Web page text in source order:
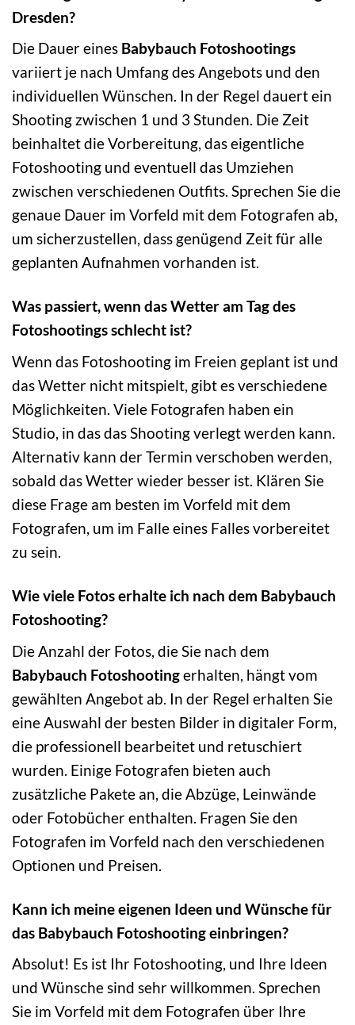
Dresden?
Die Dauer eines Babybauch Fotoshootings
variiert je nach Umfang des Angebots und den
individuellen Wünschen. In der Regel dauert ein
Shooting zwischen 1 und 3 Stunden. Die Zeit
beinhaltet die Vorbereitung, das eigentliche
Fotoshooting und eventuell das Umziehen
zwischen verschiedenen Outfits. Sprechen Sie die
genaue Dauer im Vorfeld mit dem Fotografen ab,
um sicherzustellen, dass genügend Zeit für alle
geplanten Aufnahmen vorhanden ist.
Was passiert, wenn das Wetter am Tag des
Fotoshootings schlecht ist?
Wenn das Fotoshooting im Freien geplant ist und
das Wetter nicht mitspielt, gibt es verschiedene
Möglichkeiten. Viele Fotografen haben ein
Studio, in das das Shooting verlegt werden kann.
Alternativ kann der Termin verschoben werden,
sobald das Wetter wieder besser ist. Klären Sie
diese Frage am besten im Vorfeld mit dem
Fotografen, um im Falle eines Falles vorbereitet
zu sein.
Wie viele Fotos erhalte ich nach dem Babybauch
Fotoshooting?
Die Anzahl der Fotos, die Sie nach dem
Babybauch Fotoshootingerhalten, hängt vom
gewählten Angebot ab. In der Regel erhalten Sie
eine Auswahl der besten Bilder in digitaler Form,
die professionell bearbeitet und retuschiert
wurden. Einige Fotografen bieten auch
zusätzliche Pakete an, die Abzüge, Leinwände
oder Fotobücher enthalten. Fragen Sie den
Fotografen im Vorfeld nach den verschiedenen
Optionen und Preisen.
Kann ich meine eigenen Ideen und Wünsche für
das Babybauch Fotoshooting einbringen?
Absolut! Es ist Ihr Fotoshooting, und Ihre Ideen
und Wünsche sind sehr willkommen. Sprechen
Sie im Vorfeld mit dem Fotografen über Ihre